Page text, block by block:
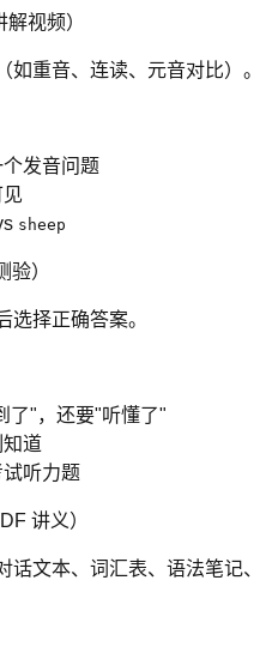
视频）
重音、连读、元音对比）。
发音问题
sheep
）
选择正确答案。
了"，还要"听懂了"
知道
听力题
讲义）
文本、词汇表、语法笔记、